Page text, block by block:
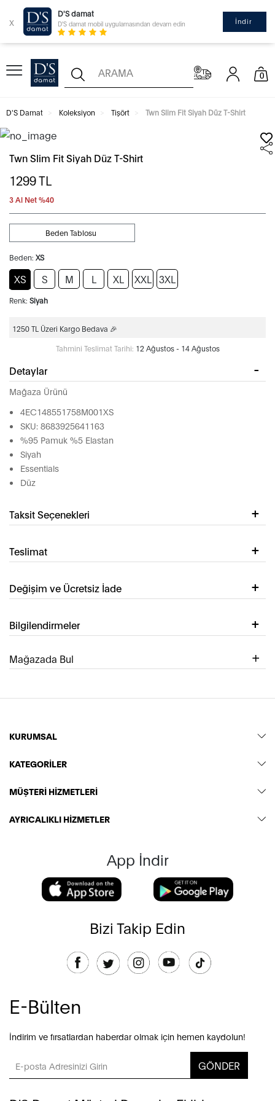
x
D'S damat
D'S damat mobil uygulamasından devam edin İndir
0
D'S Damat Koleksiyon Tişört Twn Slim Fit Siyah Düz T-Shirt
Twn Slim Fit Siyah Düz T-Shirt
1299TL
3 Al Net %40
Beden: XS
Beden Tablosu
XS S M L XL XXL 3XL
Renk: Siyah
1250 TL Üzeri Kargo Bedava 🎉
Tahmini Teslimat Tarihi: 12 Ağustos - 14 Ağustos
Detaylar
Mağaza Ürünü
4EC148551758M001XS
SKU: 8683925641163
%95 Pamuk %5 Elastan
Siyah
Essentials
Düz
Taksit Seçenekleri
Teslimat
Değişim ve Ücretsiz İade
Bilgilendirmeler
Mağazada Bul
KURUMSAL
KATEGORİLER
MÜŞTERİ HİZMETLERİ
AYRICALIKLI HİZMETLER
App İndir
Bizi Takip Edin
E-Bülten
İndirim ve fırsatlardan haberdar olmak için hemen kaydolun!
GÖNDER